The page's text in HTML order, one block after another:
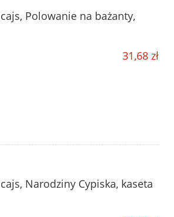
Polowanie na bażanty,
31,68 zł
Narodziny Cypiska, kaseta